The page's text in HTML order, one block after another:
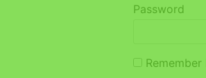
Password
Remember